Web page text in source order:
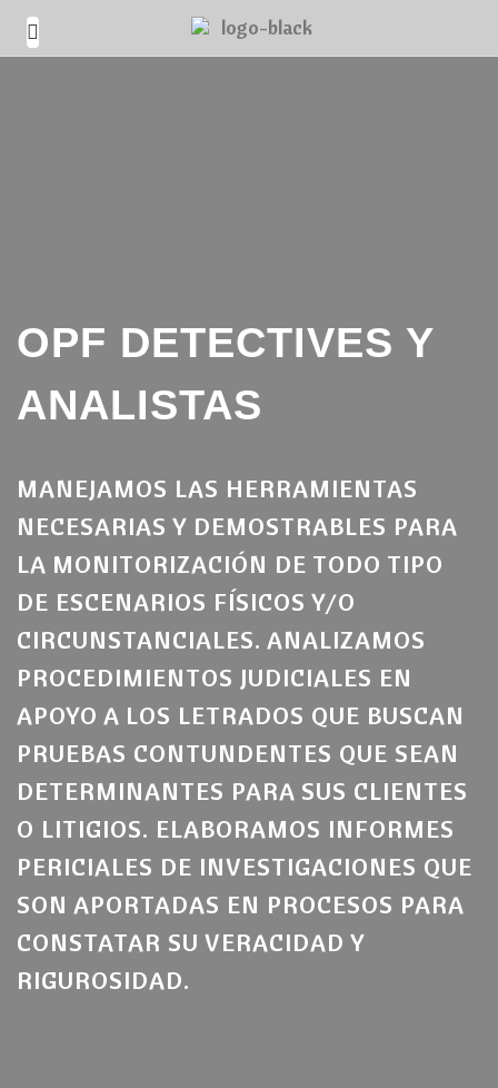
OPF DETECTIVES Y
ANALISTAS
MANEJAMOS LAS HERRAMIENTAS
NECESARIAS Y DEMOSTRABLES PARA
LA MONITORIZACIÓN DE TODO TIPO
DE ESCENARIOS FÍSICOS Y/O
CIRCUNSTANCIALES. ANALIZAMOS
PROCEDIMIENTOS JUDICIALES EN
APOYO A LOS LETRADOS QUE BUSCAN
PRUEBAS CONTUNDENTES QUE SEAN
DETERMINANTES PARA SUS CLIENTES
O LITIGIOS. ELABORAMOS INFORMES
PERICIALES DE INVESTIGACIONES QUE
SON APORTADAS EN PROCESOS PARA
CONSTATAR SU VERACIDAD Y
RIGUROSIDAD.